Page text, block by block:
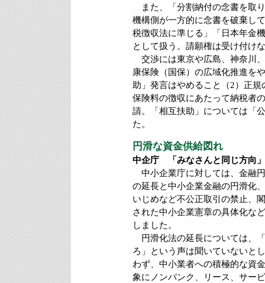
また、「分割納付の念書を取
機構側が一方的に念書を破棄し
税徴収法に準じる」「日本年金
として扱う。請願権は受け付け
交渉には東京や広島、神奈川
康保険（国保）の広域化推進を
助」発言はやめること（2）正
保険料の徴収にあたって納税者
請。「相互扶助」については「
た。
円滑な資金供給図れ
中企庁 「みなさんと同じ方向」
中小企業庁に対しては、金融
の延長と中小企業金融の円滑化
いじめなど不公正取引の禁止、
された中小企業憲章の具体化な
しました。
円滑化法の延長については、
ろ」という声は聞いていないと
わず、中小業者への積極的な資
象にノンバンク、リース、サー